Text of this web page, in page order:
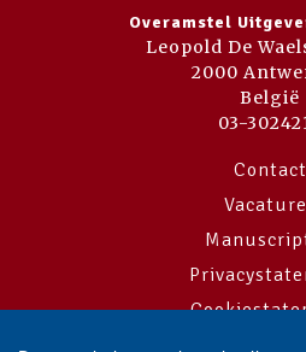
Overamstel
Leopold De
2000
België
03-
Contact
Cookie-